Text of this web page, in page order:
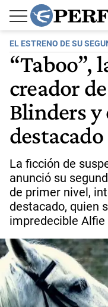
EL ESTRENO DE SU
“Taboo”,
creador
Blinders y
La ficción de
anunció su
de primer nivel,
destacado, quien
impredecible Alfie